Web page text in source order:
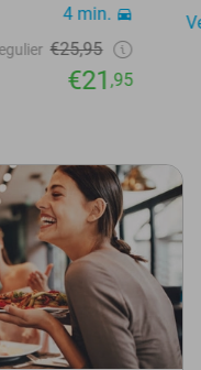
4 min.
€25,95
€21,95